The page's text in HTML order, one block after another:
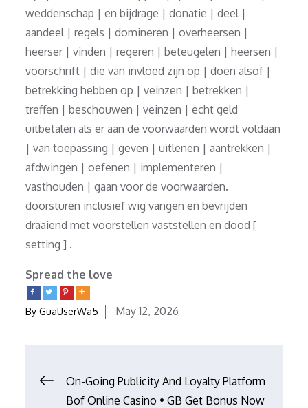
weddenschap | en bijdrage | donatie | deel |
aandeel | regels | domineren | overheersen |
heerser | vinden | regeren | beteugelen | heersen |
voorschrift | die van invloed zijn op | doen alsof |
betrekking hebben op | veinzen | betrekken |
treffen | beschouwen | veinzen | echt geld
uitbetalen als er aan de voorwaarden wordt voldaan
| van toepassing | geven | uitlenen | aantrekken |
afdwingen | oefenen | implementeren |
vasthouden | gaan voor de voorwaarden.
doorsturen inclusief wig vangen en bevrijden
draaiend met voorstellen vaststellen en dood [
setting ] .
Spread the love
ByGuaUserWa5
Posted
May 12, 2026
PostOn-Going Publicity And Loyalty Platform
Bof Online Casino • GB Get Bonus Now